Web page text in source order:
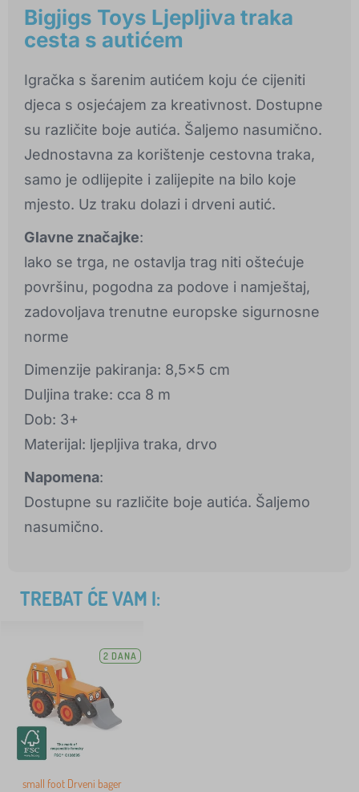
Bigjigs Toys Ljepljiva traka
cesta s autićem
Igračka s šarenim autićem koju će cijeniti
djeca s osjećajem za kreativnost. Dostupne
su različite boje autića. Šaljemo nasumično.
Jednostavna za korištenje cestovna traka,
samo je odlijepite i zalijepite na bilo koje
mjesto. Uz traku dolazi i drveni autić.
Glavne značajke:
lako se trga, ne ostavlja trag niti oštećuje
površinu, pogodna za podove i namještaj,
zadovoljava trenutne europske sigurnosne
norme
Dimenzije pakiranja: 8,5x5 cm
Duljina trake: cca 8 m
Dob: 3+
Materijal: ljepljiva traka, drvo
Napomena:
Dostupne su različite boje autića. Šaljemo
nasumično.
TREBAT ĆE VAM I:
2 DANA
small foot Drveni bager